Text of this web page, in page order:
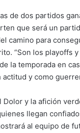
de dos partidos
que será un
camino para
“Son los playoffs
la temporada en
actitud y como
Dolor y la afición
llegan
al equipo de